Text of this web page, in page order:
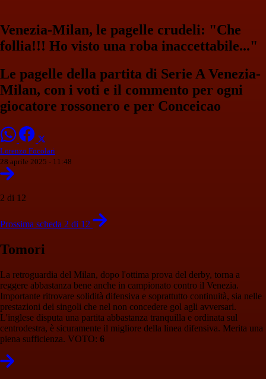
Venezia-Milan, le pagelle crudeli: "Che
follia!!! Ho visto una roba inaccettabile..."
Le pagelle della partita di Serie A Venezia-
Milan, con i voti e il commento per ogni
giocatore rossonero e per Conceicao
Lorenzo Focolari
28 aprile 2025 - 11:48
2 di 12
Prossima scheda 2 di 12
Tomori
La retroguardia del Milan, dopo l'ottima prova del derby, torna a
reggere abbastanza bene anche in campionato contro il Venezia.
Importante ritrovare solidità difensiva e soprattutto continuità, sia nelle
prestazioni dei singoli che nel non concedere gol agli avversari.
L'inglese disputa una partita abbastanza tranquilla e ordinata sul
centrodestra, è sicuramente il migliore della linea difensiva. Merita una
piena sufficienza. VOTO: 6